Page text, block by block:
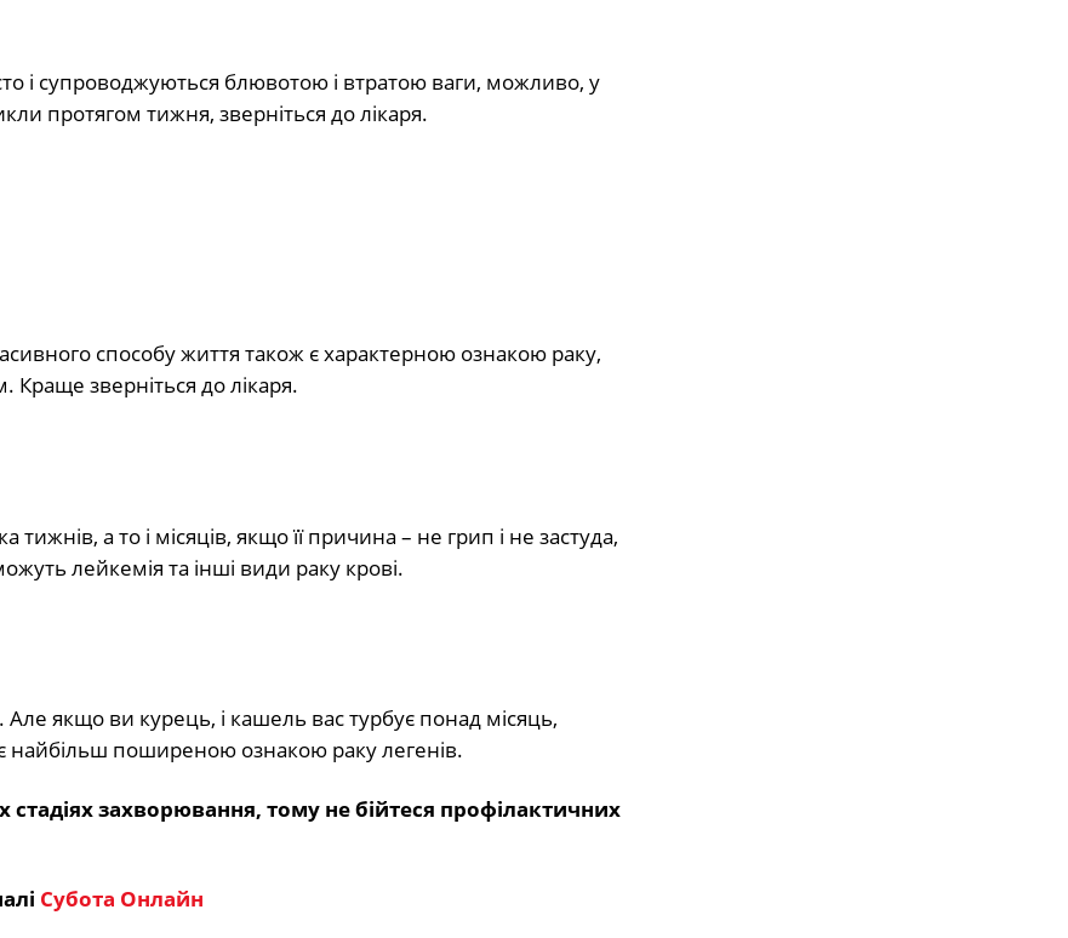
і супроводжуються блювотою і втратою ваги, можливо, у
протягом тижня, зверніться до лікаря.
способу життя також є характерною ознакою раку,
зверніться до лікаря.
а то і місяців, якщо її причина – не грип і не застуда,
лейкемія та інші види раку крові.
якщо ви курець, і кашель вас турбує понад місяць,
найбільш поширеною ознакою раку легенів.
захворювання, тому не бійтеся профілактичних
Субота Онлайн